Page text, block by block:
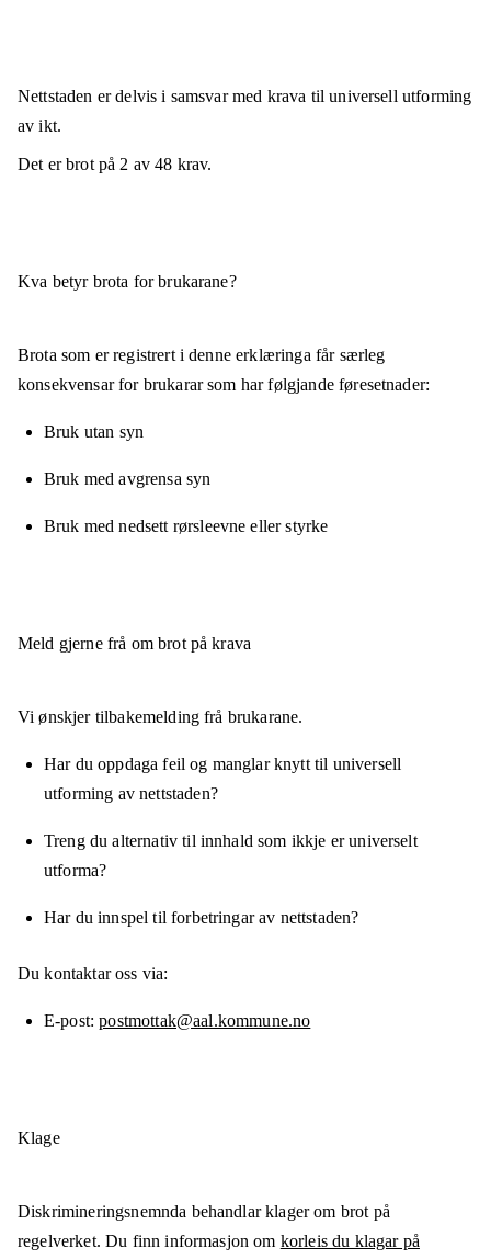
Nettstaden erdelvis i samsvarmed krava til universell utforming
av ikt.
Det er brot på2 av48 krav.
Kva betyr brota for brukarane?
Brota som er registrert i denne erklæringa får særleg
konsekvensar for brukarar som har følgjande føresetnader:
Bruk utan syn
Bruk med avgrensa syn
Bruk med nedsett rørsleevne eller styrke
Meld gjerne frå om brot på krava
Vi ønskjer tilbakemelding frå brukarane.
Har du oppdaga feil og manglar knytt til universell
utforming av nettstaden?
Treng du alternativ til innhald som ikkje er universelt
utforma?
Har du innspel til forbetringar av nettstaden?
Du kontaktar oss via:
E-post postmottak@aal.kommune.no
Klage
Diskrimineringsnemnda behandlar klager om brot på
regelverket. Du finn informasjon om korleis du klagar på